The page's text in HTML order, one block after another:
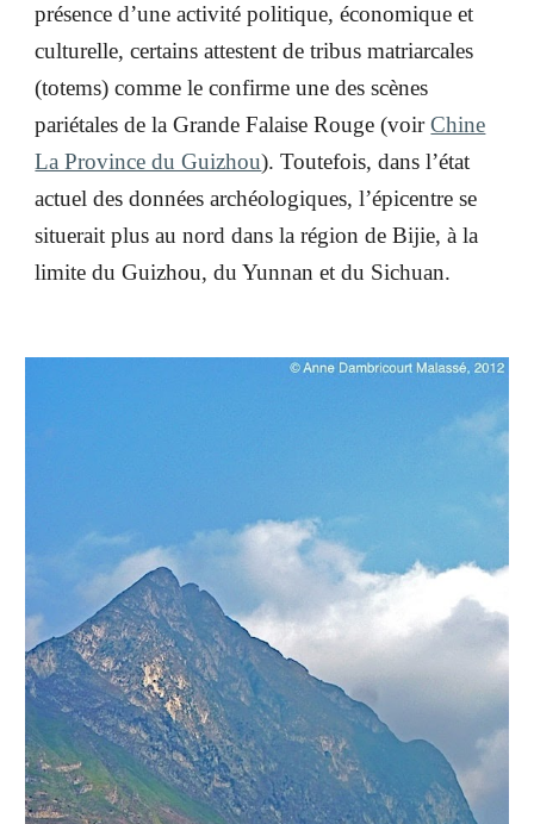
présence d’une activité politique, économique et
culturelle, certains attestent de tribus matriarcales
(totems) comme le confirme une des scènes
pariétales de la Grande Falaise Rouge (voir Chine
La Province du Guizhou). Toutefois, dans l’état
actuel des données archéologiques, l’épicentre se
situerait plus au nord dans la région de Bijie, à la
limite du Guizhou, du Yunnan et du Sichuan.